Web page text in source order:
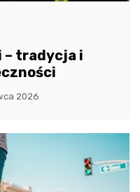
– tradycja i
2026